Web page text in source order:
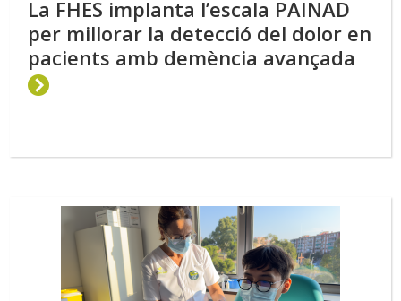
La FHES implanta l’escala PAINAD
per millorar la detecció del dolor en
pacients amb demència avançada